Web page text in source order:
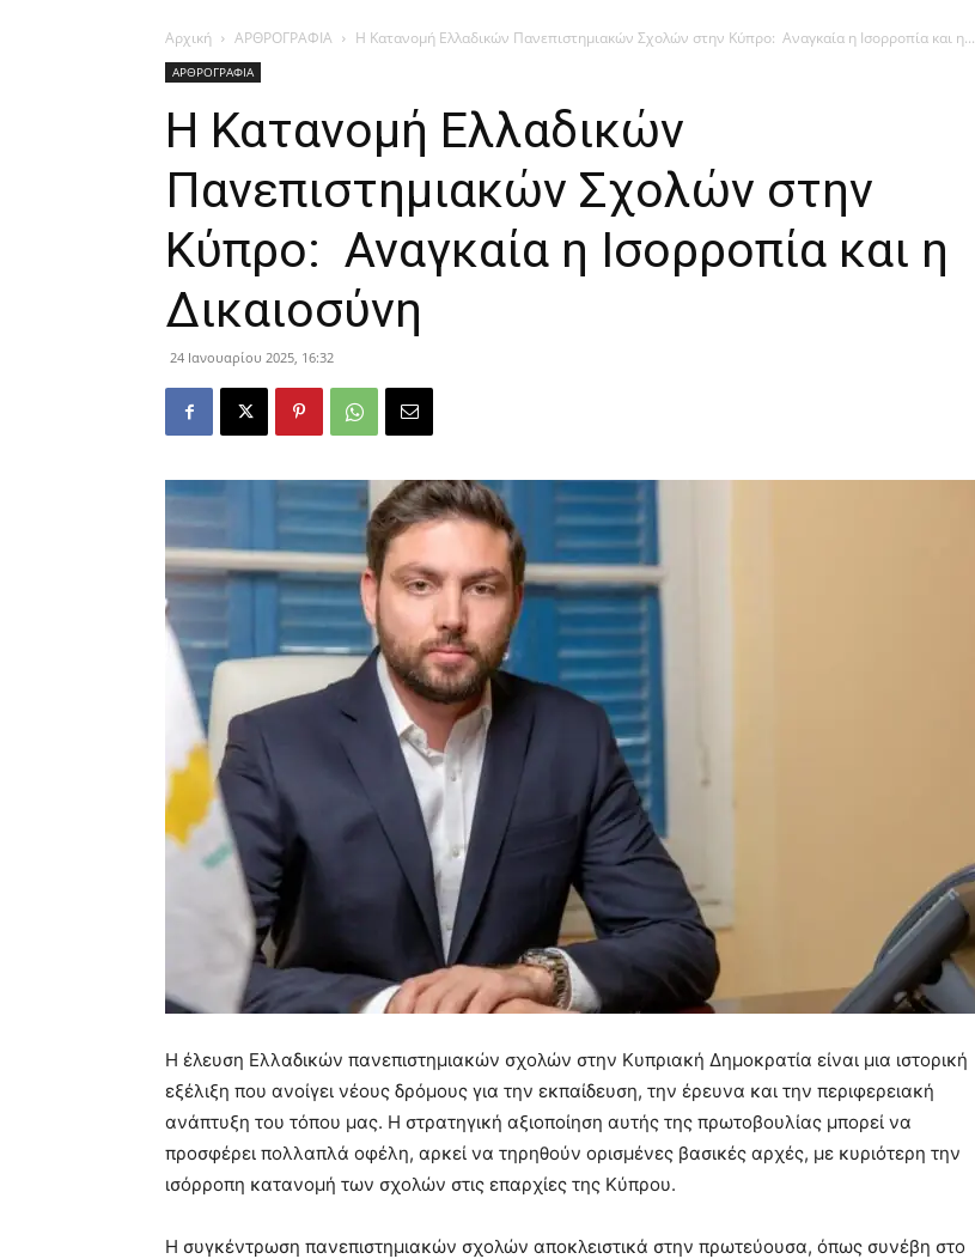
Αρχική ΑΡΘΡΟΓΡΑΦΙΑ Η Κατανομή Ελλαδικών Πανεπιστημιακών Σχολών στην Κύπρο: Αναγκαία η Ισορροπία και η...
ΑΡΘΡΟΓΡΑΦΙΑ
Η Κατανομή Ελλαδικών
Πανεπιστημιακών Σχολών στην
Κύπρο: Αναγκαία η Ισορροπία και η
Δικαιοσύνη
24 Ιανουαρίου 2025, 16:32
Η έλευση Ελλαδικών πανεπιστημιακών σχολών στην Κυπριακή Δημοκρατία είναι μια ιστορική
εξέλιξη που ανοίγει νέους δρόμους για την εκπαίδευση, την έρευνα και την περιφερειακή
ανάπτυξη του τόπου μας. Η στρατηγική αξιοποίηση αυτής της πρωτοβουλίας μπορεί να
προσφέρει πολλαπλά οφέλη, αρκεί να τηρηθούν ορισμένες βασικές αρχές, με κυριότερη την
ισόρροπη κατανομή των σχολών στις επαρχίες της Κύπρου.
Η συγκέντρωση πανεπιστημιακών σχολών αποκλειστικά στην πρωτεύουσα, όπως συνέβη στο